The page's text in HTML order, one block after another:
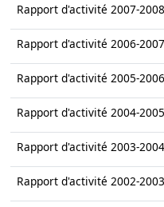
Rapport d'activité 2007-2008
Rapport d'activité 2006-2007
Rapport d'activité 2005-2006
Rapport d'activité 2004-2005
Rapport d'activité 2003-2004
Rapport d'activité 2002-2003